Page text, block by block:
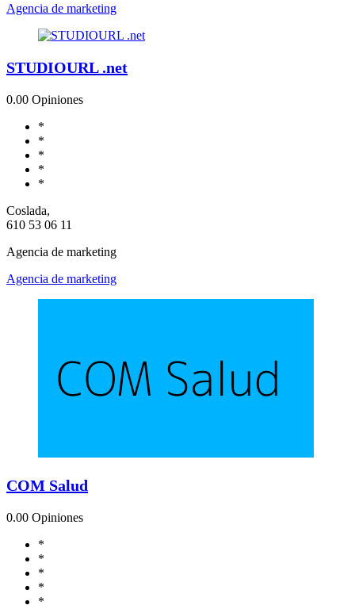
Agencia de marketing
STUDIOURL .net
0.00 Opiniones
*
*
*
*
*
Coslada,
610 53 06 11
Agencia de marketing
Agencia de marketing
COM Salud
0.00 Opiniones
*
*
*
*
*